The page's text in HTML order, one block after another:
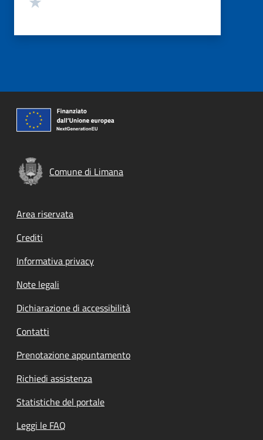
Comune di Limana
Footer menu
Area riservata
Crediti
Informativa privacy
Note legali
Dichiarazione di accessibilità
Contatti
Prenotazione appuntamento
Richiedi assistenza
Statistiche del portale
Leggi le FAQ